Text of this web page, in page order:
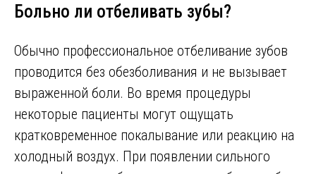
Больно ли отбеливать зубы?
Обычно профессиональное отбеливание зубов
проводится без обезболивания и не вызывает
выраженной боли. Во время процедуры
некоторые пациенты могут ощущать
кратковременное покалывание или реакцию на
холодный воздух. При появлении сильного